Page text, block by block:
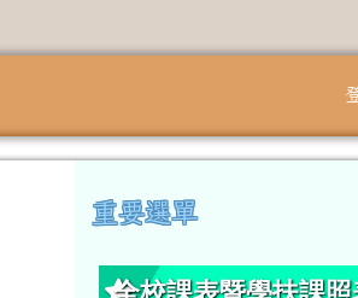
左邊區域內容
重要選單